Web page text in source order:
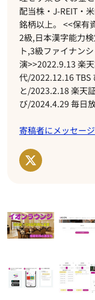
配当株・J-REIT・
銘柄以上。 <<保有
2級,日本漢字能力
ト,3級ファイナン
演>>2022.9.13 楽
代/2022.12.16 TBS
と/2023.2.18 楽天
び/2024.4.29 毎日
寄稿者にメッセー